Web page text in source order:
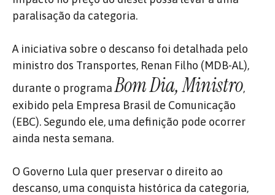
paralisação da categoria.
A iniciativa sobre o descanso foi detalhada pelo
ministro dos Transportes, Renan Filho (MDB-AL),
durante o programa Bom Dia, Ministro,
exibido pela Empresa Brasil de Comunicação
(EBC). Segundo ele, uma definição pode ocorrer
ainda nesta semana.
O Governo Lula quer preservar o direito ao
descanso, uma conquista histórica da categoria,